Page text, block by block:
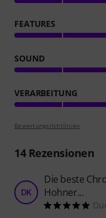
FEATURES
SOUND
VERARBEITUNG
Bewertungsrichtlinien
14Rezensionen
DK
Die beste
Hohner...